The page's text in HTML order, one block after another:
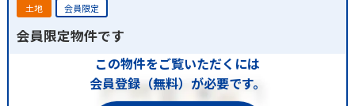
土地 会員限定
会員限定物件です
この物件をご覧いただくには
会員登録（無料）が必要です。